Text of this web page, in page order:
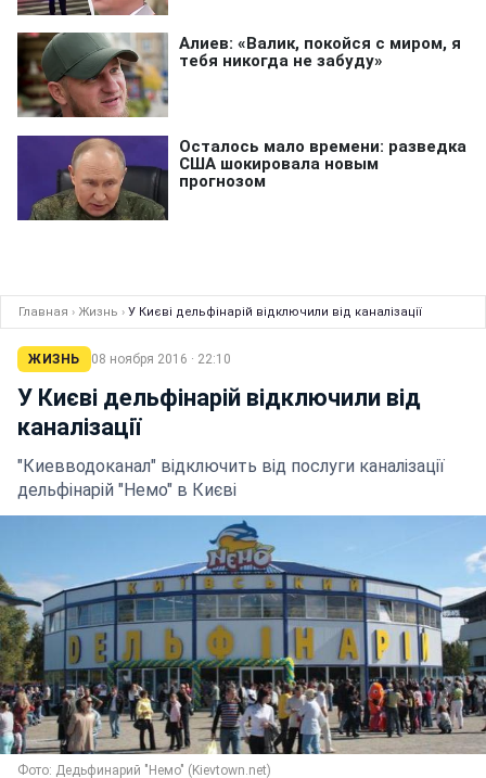
Главная › Жизнь › У Києві дельфінарій відключили від каналізації
ЖИЗНЬ 08 ноября 2016 · 22:10
У Києві дельфінарій відключили від
каналізації
"Киевводоканал" відключить від послуги каналізації
дельфінарій "Немо" в Києві
Фото: Дедьфинарий "Немо" (Kievtown.net)